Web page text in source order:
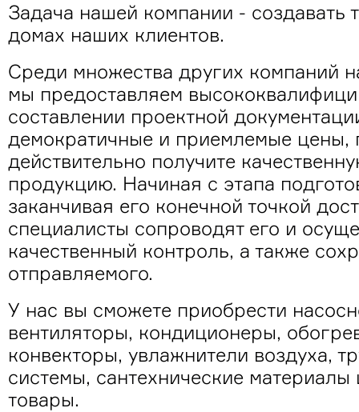
Задача нашей компании - создавать
домах наших клиентов.
Среди множества других компаний
мы предоставляем
составлении проектной
демократичные и приемлемые
действительно получите
продукцию. Начиная с этапа
заканчивая его конечной точкой
специалисты сопроводят его и
качественный контроль, а также
отправляемого.
У нас вы сможете приобрести
вентиляторы, кондиционеры,
конвекторы, увлажнители воздуха,
системы, сантехнические
товары.